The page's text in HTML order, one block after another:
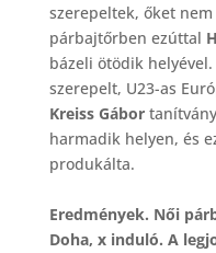
szerepeltek, őket
párbajtőrben ezúttal
bázeli ötödik
szerepelt, U23-as
Kreiss Gábor
harmadik helyen, és
produkálta.
Eredmények. Női
Doha, x induló. A